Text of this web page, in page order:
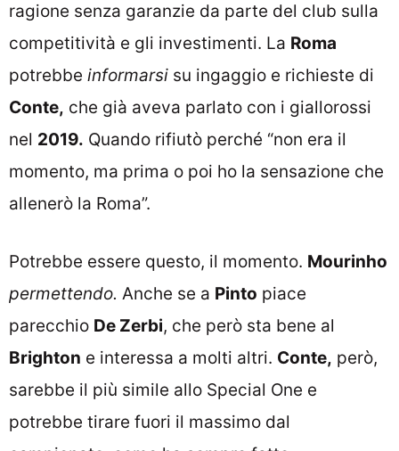
ragione senza garanzie da parte del club sulla
competitività e gli investimenti. La Roma
potrebbe informarsi su ingaggio e richieste di
Conte, che già aveva parlato con i giallorossi
nel 2019. Quando rifiutò perché “non era il
momento, ma prima o poi ho la sensazione che
allenerò la Roma”.
Potrebbe essere questo, il momento. Mourinho
permettendo. Anche se a Pinto piace
parecchio De Zerbi, che però sta bene al
Brighton e interessa a molti altri. Conte, però,
sarebbe il più simile allo Special One e
potrebbe tirare fuori il massimo dal